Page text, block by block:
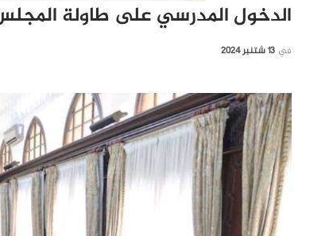
الدخول المدرسي على طاولة
في 13 شتنبر 2024